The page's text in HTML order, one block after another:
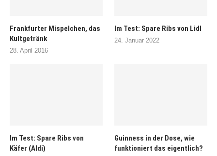
Frankfurter Mispelchen, das
Kultgetränk
28. April 2016
Im Test: Spare Ribs von Lidl
24. Januar 2022
Im Test: Spare Ribs von
Käfer (Aldi)
Guinness in der Dose, wie
funktioniert das eigentlich?